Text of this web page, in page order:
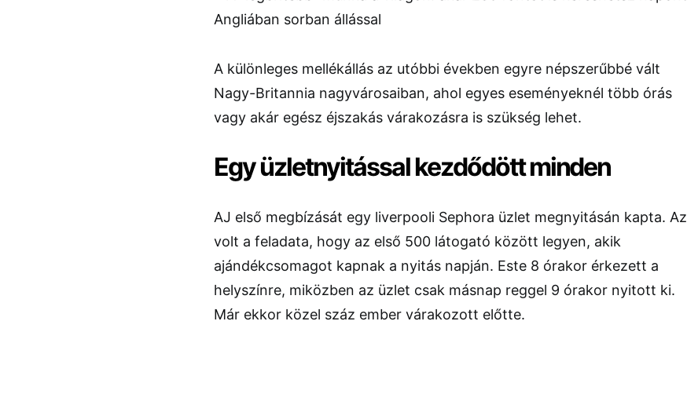
A különleges mellékállás az utóbbi években egyre népszerűbbé vált
Nagy-Britannia nagyvárosaiban, ahol egyes eseményeknél több órás
vagy akár egész éjszakás várakozásra is szükség lehet.
Egy üzletnyitással kezdődött minden
AJ első megbízását egy liverpooli Sephora üzlet megnyitásán kapta. Az
volt a feladata, hogy az első 500 látogató között legyen, akik
ajándékcsomagot kapnak a nyitás napján. Este 8 órakor érkezett a
helyszínre, miközben az üzlet csak másnap reggel 9 órakor nyitott ki.
Már ekkor közel száz ember várakozott előtte.